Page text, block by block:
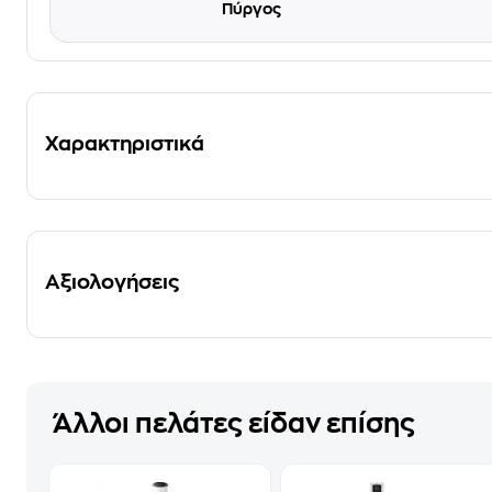
Πύργος
Χαρακτηριστικά
Αξιολογήσεις
Άλλοι πελάτες είδαν επίσης